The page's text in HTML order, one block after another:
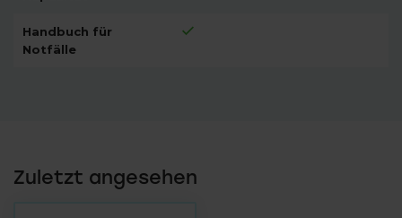
Handbuch für
Notfälle
Zuletzt angesehen